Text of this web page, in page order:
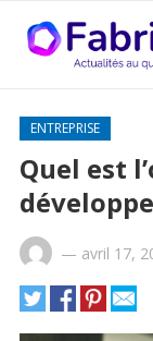
ENTREPRISE
Quel est
— avril 17,